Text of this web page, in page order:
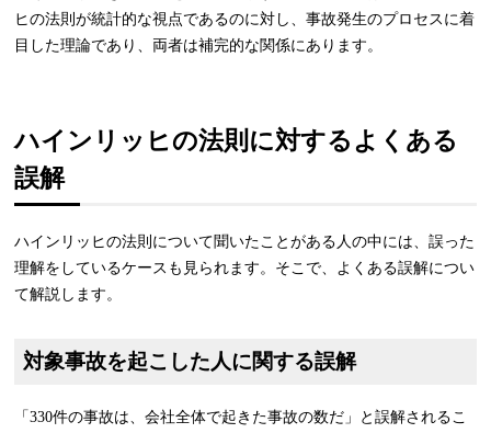
ヒの法則が統計的な視点であるのに対し、事故発生のプロセスに着
目した理論であり、両者は補完的な関係にあります。
ハインリッヒの法則に対するよくある
誤解
ハインリッヒの法則について聞いたことがある人の中には、誤った
理解をしているケースも見られます。そこで、よくある誤解につい
て解説します。
対象事故を起こした人に関する誤解
「330件の事故は、会社全体で起きた事故の数だ」と誤解されるこ